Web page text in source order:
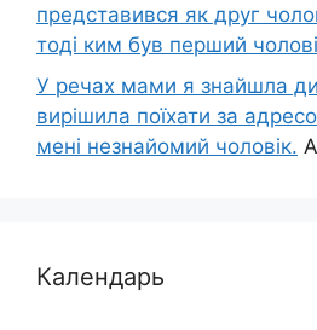
представився як друг
тоді ким був перший
У речах мами я знайшла
вирішила поїхати за
мені незнайомий чоловік.
Календарь